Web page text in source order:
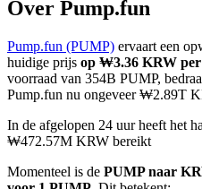
COIN-M-futures
Cryptocurrency-futures
TradFi
Derivaten voor aandelen,
Over Pump.fun
Pump.fun (PUMP) ervaart een
huidige prijs op ₩3.36 KRW
voorraad van 354B PUMP,
Pump.fun nu ongeveer ₩2.89T
In de afgelopen 24 uur heeft het
₩472.57M KRW bereikt
Momenteel is de PUMP naar